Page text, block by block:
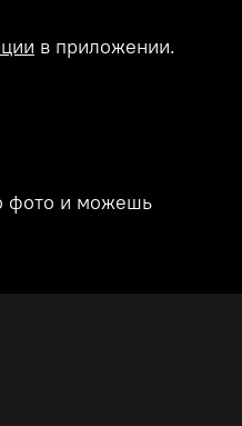
в приложении.
фото и можешь